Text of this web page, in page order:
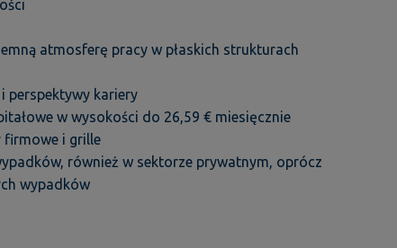
atmosferę pracy w płaskich strukturach
perspektywy kariery
w wysokości do 26,59 € miesięcznie
firmowe i grille
również w sektorze prywatnym, oprócz
wypadków